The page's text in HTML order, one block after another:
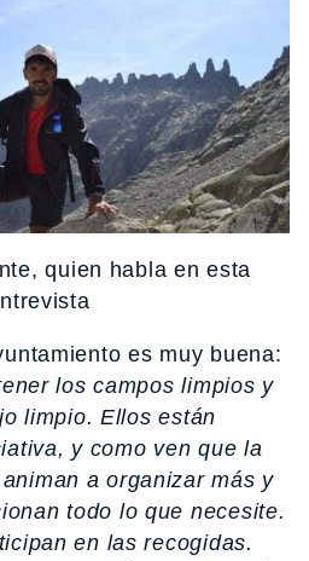
quien habla en esta
es muy buena:
los campos limpios y
limpio. Ellos están
y como ven que la
a organizar más y
todo lo que necesite.
en las recogidas.